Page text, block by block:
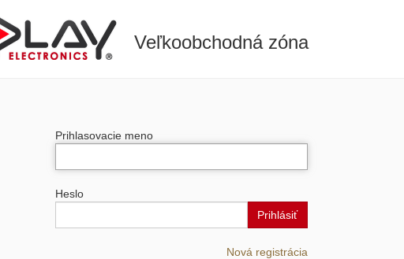
Veľkoobchodná zóna
Prihlasovacie meno
Heslo
Prihlásiť
Nová registrácia